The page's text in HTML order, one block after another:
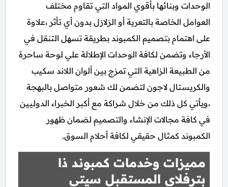
الوحدات وبنائها بأقوي المواد التي تقاوم مختلف
العوامل الخاصة بالتعرية أو الزلازل بدون أي تأثر ،علاوة
على اهتمام بتصميم الكمبوند بطريقة تسهل التنقل في
الأرجاء وتضمن لكافة الوحدات الإطلالة علي لوحة ساحرة
من الطبيعة الزاهية التي تمزج بين ألوان اللاند سكيب
والكريستال لاجون لتضمن لك شعور متواصل بالبهجة
،ويأتي كل ذلك من خلال شراكة مع أكبر الخبراء الدوليين
في كافة مجالات الإنشاء والتصميم لضمان ظهور
الكمبوند كمثال حقيقي لكافة أحلام السوق.
مميزات وخدمات كمبوند ذا
بترفلاي المستقبل سيتي